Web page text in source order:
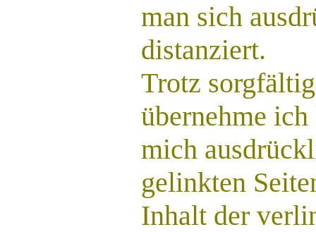
man sich
distanziert.
Trotz
übernehme
mich
gelinkten
Inhalt der